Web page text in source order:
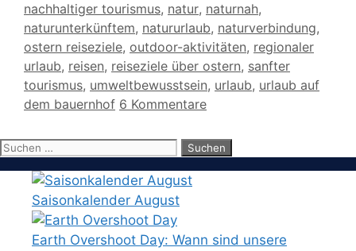
nachhaltiger tourismus, natur, naturnah,
naturunterkünftem, natururlaub, naturverbindung,
ostern reiseziele, outdoor-aktivitäten, regionaler
urlaub, reisen, reiseziele über ostern, sanfter
tourismus, umweltbewusstsein, urlaub, urlaub auf
dem bauernhof 6 Kommentare
Suchen
Saisonkalender August
Earth Overshoot Day: Wann sind unsere